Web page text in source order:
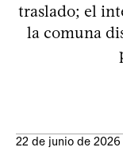
traslado; el
la comuna
22 de junio de 2026